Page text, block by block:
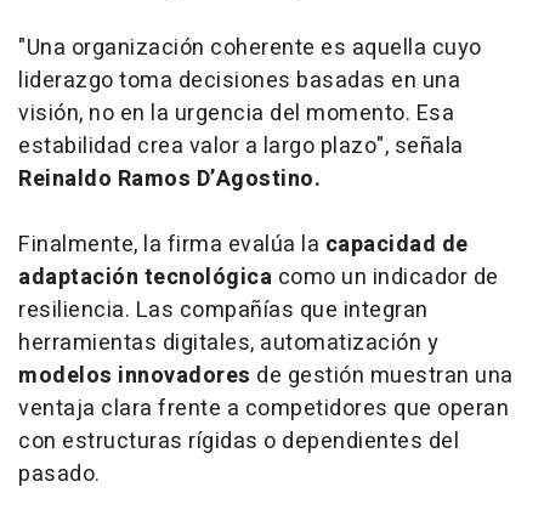
"Una organización coherente es aquella cuyo
liderazgo toma decisiones basadas en una
visión, no en la urgencia del momento. Esa
estabilidad crea valor a largo plazo", señala
Reinaldo Ramos D’Agostino.
Finalmente, la firma evalúa la capacidad de
adaptación tecnológica como un indicador de
resiliencia. Las compañías que integran
herramientas digitales, automatización y
modelos innovadores de gestión muestran una
ventaja clara frente a competidores que operan
con estructuras rígidas o dependientes del
pasado.